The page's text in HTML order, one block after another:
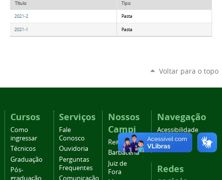
Título Tipo
2021-2 Pasta
2021-1 Pasta
Voltar para o topo
Cursos
Como
ingressar
Técnicos
Graduação
Pós-
Serviços
Fale
Conosco
Ouvidoria
Perguntas
Frequentes
Nossos
Campi
Reitoria
Barbacena
Juiz de
Fora
Navegação
Acessibilidade
Mapa do
site
Redes